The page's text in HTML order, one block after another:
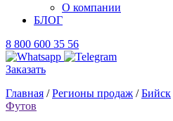
О компании
БЛОГ
8 800 600 35 56
Заказать
Главная /Регионы продаж /Бийск
Футов